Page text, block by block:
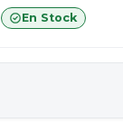
En Stock